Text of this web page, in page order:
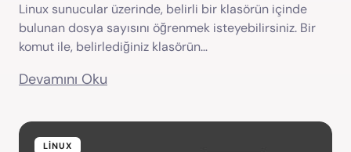
Linux sunucular üzerinde, belirli bir klasörün içinde
bulunan dosya sayısını öğrenmek isteyebilirsiniz. Bir
komut ile, belirlediğiniz klasörün…
Devamını Oku
LINUX